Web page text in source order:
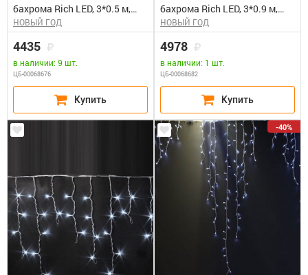
бахрома Rich LED, 3*0.5 м,
сине-белая, мерцающая,
прозрачный провод. Блок
питания 65818, 65845
НОВЫЙ ГОД
4435
в наличии: 9 шт.
ЦБ-00068676
бахрома Rich LED, 3*0.9 м,
влагозащитный колпачок,
мерцающая, сине-белая,
белый провод. Блок питания
65818, 65845
НОВЫЙ ГОД
4978
в наличии: 1 шт.
ЦБ-00068682
-40%